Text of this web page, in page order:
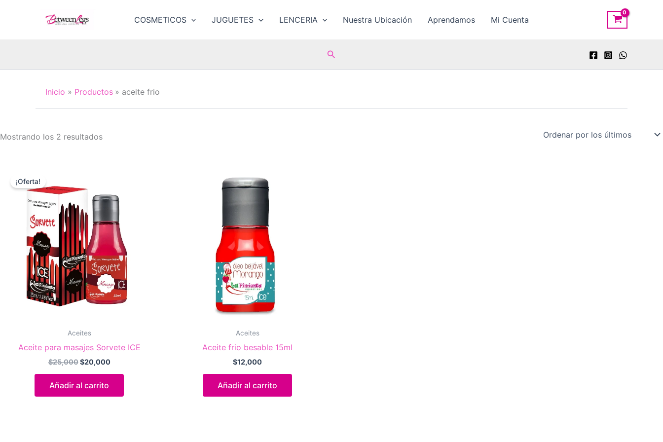
COSMETICOS JUGUETES LENCERIA Nuestra Ubicación Aprendamos Mi Cuenta
Buscar
Inicio Productos aceite frio
Mostrando los 2 resultadosOrdenado
¡Oferta!
Aceites
Aceite para masajes Sorvete ICE
$25,000 El
era:
$25,000.
$20,000El
$20,000.
Añadir al carrito
Aceites
Aceite frio besable 15ml
$12,000
Añadir al carrito